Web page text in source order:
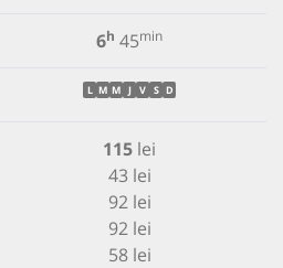
6h 45min
L M M J V S D
115 lei
43 lei
92 lei
92 lei
58 lei